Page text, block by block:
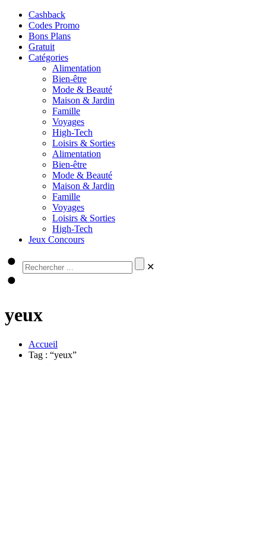
Cashback
Codes Promo
Bons Plans
Gratuit
Catégories
Alimentation
Bien-être
Mode & Beauté
Maison & Jardin
Famille
Voyages
High-Tech
Loisirs & Sorties
Alimentation
Bien-être
Mode & Beauté
Maison & Jardin
Famille
Voyages
Loisirs & Sorties
High-Tech
Jeux Concours
✕
yeux
Accueil
Tag : “yeux”